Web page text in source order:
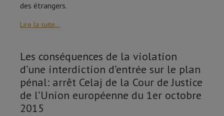
des étrangers.
Lire la suite...
Les conséquences de la violation
d’une interdiction d’entrée sur le plan
pénal: arrêt Celaj de la Cour de Justice
de l’Union européenne du 1er octobre
2015